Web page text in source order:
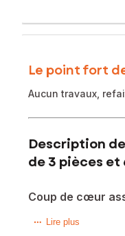
Le point fort
Aucun travaux,
Description
de 3 pièces et
Coup de cœur
Découvrez ce bien
Lire plus